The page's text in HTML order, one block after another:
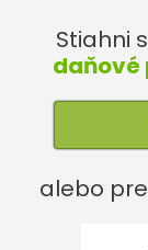
Stiahni
daňové
alebo